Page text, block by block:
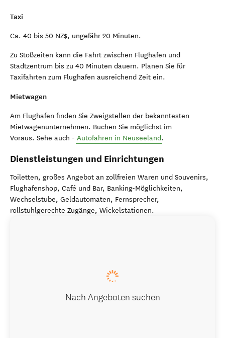
Taxi
Ca. 40 bis 50 NZ$, ungefähr 20 Minuten.
Zu Stoßzeiten kann die Fahrt zwischen Flughafen und
Stadtzentrum bis zu 40 Minuten dauern. Planen Sie für
Taxifahrten zum Flughafen ausreichend Zeit ein.
Mietwagen
Am Flughafen finden Sie Zweigstellen der bekanntesten
Mietwagenunternehmen. Buchen Sie möglichst im
Voraus. Sehe auch - Autofahren in Neuseeland.
Dienstleistungen und Einrichtungen
Toiletten, großes Angebot an zollfreien Waren und Souvenirs,
Flughafenshop, Café und Bar, Banking-Möglichkeiten,
Wechselstube, Geldautomaten, Fernsprecher,
rollstuhlgerechte Zugänge, Wickelstationen.
Nach Angeboten suchen